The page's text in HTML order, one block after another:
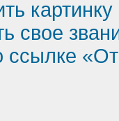
свое